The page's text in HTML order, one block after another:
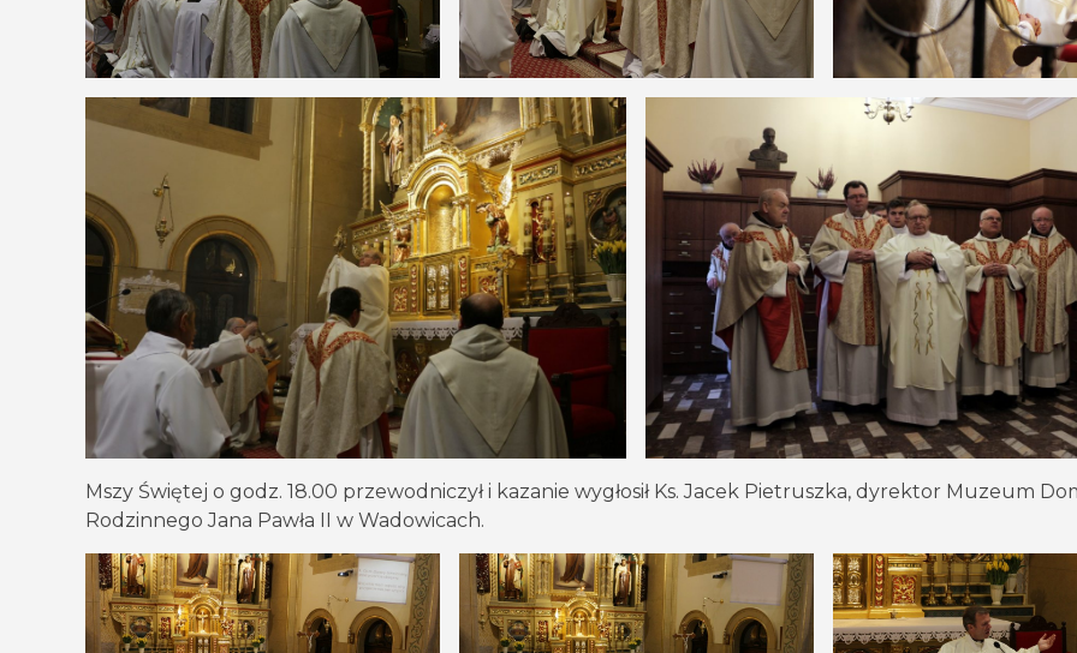
Mszy Świętej o godz. 18.00 przewodniczył i kazanie wygłosił Ks. Jacek Pietruszka, dyrektor Muzeum
Rodzinnego Jana Pawła II w Wadowicach.